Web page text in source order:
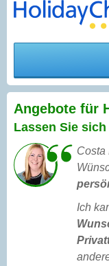
Angebote für
Lassen Sie
Costa
Ich